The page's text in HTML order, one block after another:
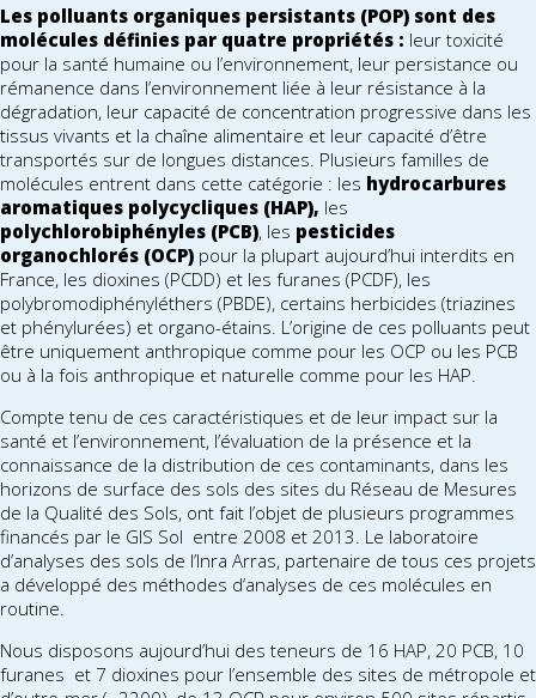
Les polluants organiques persistants (POP) sont des
molécules définies par quatre propriétés : leur toxicité
pour la santé humaine ou l’environnement, leur persistance ou
rémanence dans l’environnement liée à leur résistance à la
dégradation, leur capacité de concentration progressive dans les
tissus vivants et la chaîne alimentaire et leur capacité d’être
transportés sur de longues distances. Plusieurs familles de
molécules entrent dans cette catégorie : les hydrocarbures
aromatiques polycycliques (HAP), les
polychlorobiphényles (PCB), les pesticides
organochlorés (OCP) pour la plupart aujourd’hui interdits en
France, les dioxines (PCDD) et les furanes (PCDF), les
polybromodiphényléthers (PBDE), certains herbicides (triazines
et phénylurées) et organo-étains. L’origine de ces polluants peut
être uniquement anthropique comme pour les OCP ou les PCB
ou à la fois anthropique et naturelle comme pour les HAP.
Compte tenu de ces caractéristiques et de leur impact sur la
santé et l’environnement, l’évaluation de la présence et la
connaissance de la distribution de ces contaminants, dans les
horizons de surface des sols des sites du Réseau de Mesures
de la Qualité des Sols, ont fait l’objet de plusieurs programmes
financés par le GIS Sol entre 2008 et 2013. Le laboratoire
d’analyses des sols de l’Inra Arras, partenaire de tous ces projets
a développé des méthodes d’analyses de ces molécules en
routine.
Nous disposons aujourd’hui des teneurs de 16 HAP, 20 PCB, 10
furanes et 7 dioxines pour l’ensemble des sites de métropole et